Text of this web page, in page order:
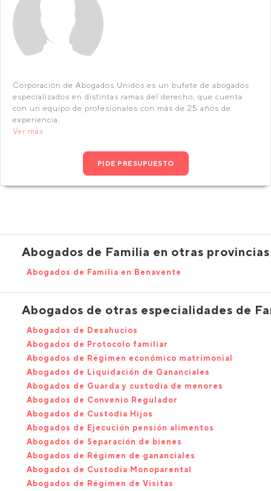
Corporación de Abogados Unidos es un bufete de abogados
especializados en distintas ramas del derecho, que cuenta
con un equipo de profesionales con más de 25 años de
experiencia.
Ver más
PIDE PRESUPUESTO
Abogados de Familia en otras provincias
Abogados de Familia en Benavente
Abogados de otras especialidades de
Abogados de Desahucios
Abogados de Protocolo familiar
Abogados de Régimen económico matrimonial
Abogados de Liquidación de Gananciales
Abogados de Guarda y custodia de menores
Abogados de Convenio Regulador
Abogados de Custodia Hijos
Abogados de Ejecución pensión alimentos
Abogados de Separación de bienes
Abogados de Régimen de gananciales
Abogados de Custodia Monoparental
Abogados de Régimen de Visitas